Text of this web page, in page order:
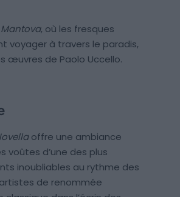
, où les fresques
voyager à travers le paradis,
œuvres de Paolo Uccello.
offre une ambiance
voûtes d’une des plus
inoubliables au rythme des
de renommée